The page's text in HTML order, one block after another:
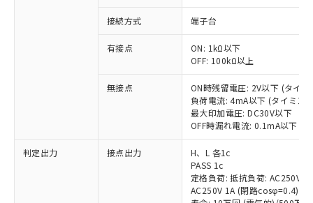
接続方式 端子台
有接点
ON: 1kΩ以下
OFF: 100kΩ以上
無接点
ON時残留電圧: 2V以下 (タイ
負荷電流: 4mA以下 (タイミン
最大印加電圧: DC30V以下
OFF時漏れ電流: 0.1mA以下 (
判定出力 接点出力
H、L 各1c
PASS 1c
定格負荷: 抵抗負荷: AC250V
AC250V 1A (閉路cosφ=0.4)/
以下の条件をお読みいただき、同意のうえ
対応済み：EU RoHS指令（10物質）の
非含有に対応した製品が提供可能な商品で
対応予定：EU RoHS指令（10物質）の非含
有に対応した製品に切り替える予定のある
対応予定なし：EU RoHS指令（10物質）の
非含有に非対応の商品で、対応品を出す予
調査・確認中：EU RoHS指令（10物質）の